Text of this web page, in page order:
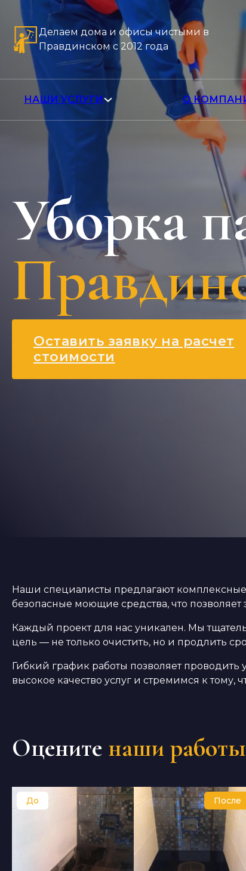
Делаем дома и офисы чистыми в
Правдинском с 2012 года
НАШИ УСЛУГИ О
Уборка
Оставить заявку на расчет
стоимости
Наши специалисты предлагают
безопасные моющие средства, что
Каждый проект для нас уникален. Мы
цель — не только очистить, но и продлить
Гибкий график работы позволяет
высокое качество услуг и стремимся к тому,
Оцените наши работы